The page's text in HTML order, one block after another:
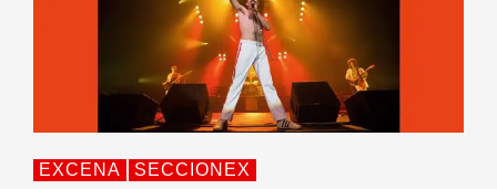
EXCENA SECCIONEX